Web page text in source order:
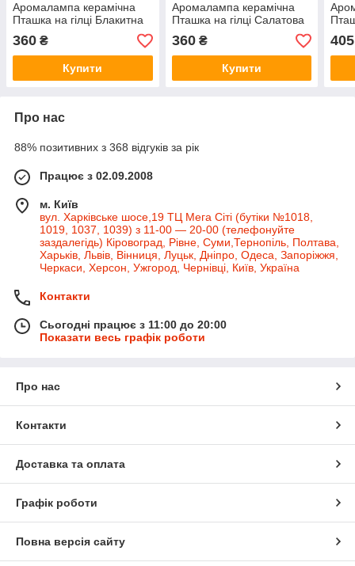
Аромалампа керамічна
Пташка на гілці Блакитна
360 ₴
Купити
Аромалампа керамічна
Пташка на гілці Салатова
360₴
Купити
405
Про нас
88% позитивних з 368 відгуків за рік
Працює з 02.09.2008
м. Київ
вул. Харківське шосе,19 ТЦ Мега Сіті (бутіки №1018,
1019, 1037, 1039) з 11-00 — 20-00 (телефонуйте
заздалегідь) Кіровоград, Рівне, Суми,Тернопіль, Полтава,
Харьків, Львів, Вінниця, Луцьк, Дніпро, Одеса, Запоріжжя,
Черкаси, Херсон, Ужгород, Чернівці, Київ, Україна
Контакти
Сьогодні працює з 11:00 до 20:00
Показати весь графік роботи
Про нас
Контакти
Доставка та оплата
Графік роботи
Повна версія сайту